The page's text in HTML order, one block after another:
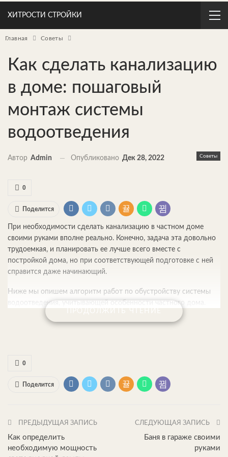
ХИТРОСТИ СТРОЙКИ
Главная Советы
Как сделать канализацию
в доме: пошаговый
монтаж системы
водоотведения
Советы
Автор Admin Опубликовано Дек 28, 2022
0
Поделится
При необходимости сделать канализацию в частном доме
своими руками вполне реально. Конечно, задача эта довольно
трудоемкая, и планировать ее лучше всего вместе с
постройкой дома, но при соответствующей подготовке с ней
справится даже начинающий.
Ниже мы опишем алгоритм работ по обустройству системы
водоотведения, учитывающей особенности частного дома.
0
Поделится
ПРЕДЫДУЩАЯ ЗАПИСЬ
Как определить
необходимую мощность
СЛЕДУЮЩАЯ ЗАПИСЬ
Баня в гараже своими
руками